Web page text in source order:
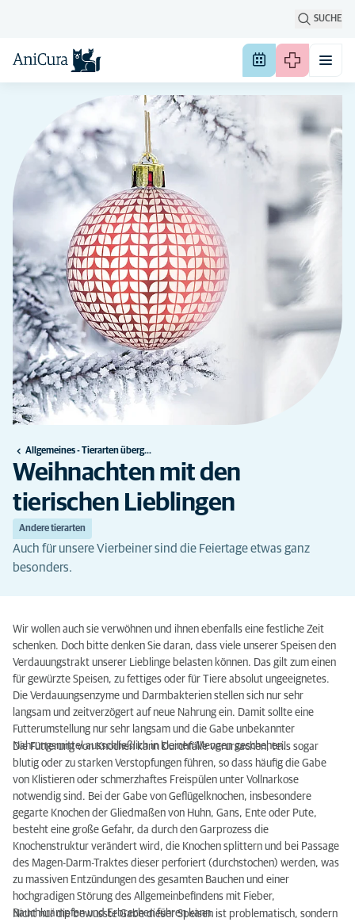
SUCHE
Allgemeines - Tierarten übergreifend
Weihnachten mit den
tierischen Lieblingen
Andere tierarten
Auch für unsere Vierbeiner sind die Feiertage etwas ganz
besonders.
Wir wollen auch sie verwöhnen und ihnen ebenfalls eine festliche Zeit
schenken. Doch bitte denken Sie daran, dass viele unserer Speisen den
Verdauungstrakt unserer Lieblinge belasten können. Das gilt zum einen
für gewürzte Speisen, zu fettiges oder für Tiere absolut ungeeignetes.
Die Verdauungsenzyme und Darmbakterien stellen sich nur sehr
langsam und zeitverzögert auf neue Nahrung ein. Damit sollte eine
Futterumstellung nur sehr langsam und die Gabe unbekannter
Nahrungsmittel ausschließlich in kleinen Mengen geschehen.
Die Fütterung von Knochen kann Durchfälle verursachen, teils sogar
blutig oder zu starken Verstopfungen führen, so dass häufig die Gabe
von Klistieren oder schmerzhaftes Freispülen unter Vollnarkose
notwendig sind. Bei der Gabe von Geflügelknochen, insbesondere
gegarte Knochen der Gliedmaßen von Huhn, Gans, Ente oder Pute,
besteht eine große Gefahr, da durch den Garprozess die
Knochenstruktur verändert wird, die Knochen splittern und bei Passage
des Magen-Darm-Traktes dieser perforiert (durchstochen) werden, was
zu massiven Entzündungen des gesamten Bauchen und einer
hochgradigen Störung des Allgemeinbefindens mit Fieber,
Bauchkrämpfen und Erbrechen führen kann.
Nicht nur die bewusste Gabe dieser Speisen ist problematisch, sondern